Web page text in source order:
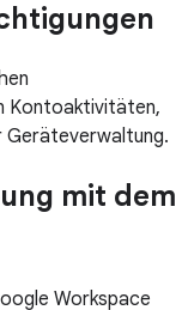
Kontoaktivitäten,
Geräteverwaltung.
mit dem
Workspace